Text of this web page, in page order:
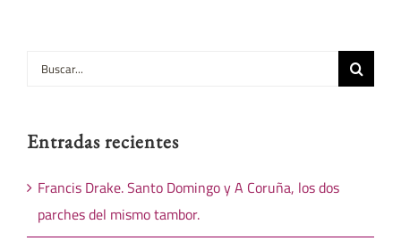
Buscar:
Entradas recientes
Francis Drake. Santo Domingo y A Coruña, los dos
parches del mismo tambor.